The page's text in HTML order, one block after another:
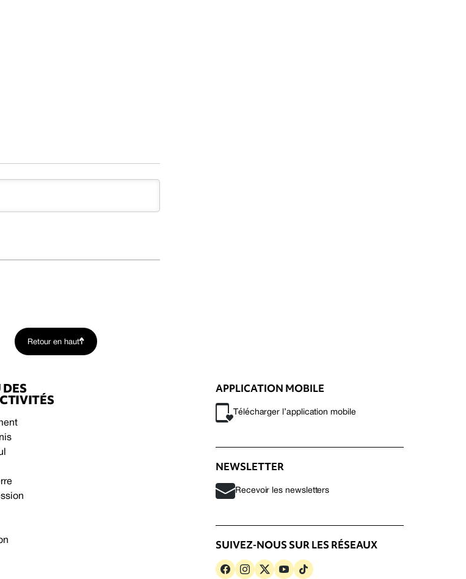
Retour en haut
DES APPLICATION MOBILE
Télécharger l’application mobile
NEWSLETTER
Recevoir les newsletters
SUIVEZ-NOUS SUR LES RÉSEAUX